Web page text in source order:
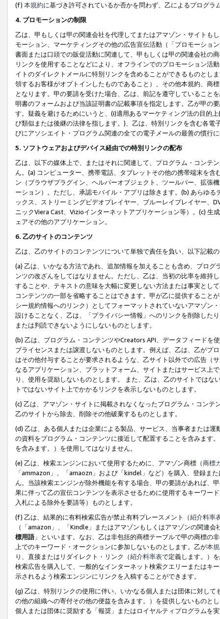
(f) 本規約に基づき許可されているか否かを問わず、乙によるプログ
4. プロモーションの制限
乙は、甲もしくは甲の関連会社を代理してまたはアマゾン・サイトも
モーション、マーケティングその他の広告宣伝活動（「プロモーショ
書面または口頭での販促活動に関連して、甲もしくは甲の関連会社の
リンクを使用することなどにより、オフラインでのプロモーション活
イトのダイレクトメールに特別リンクを含めることができるものとし
領するお客様がオプトインしたものであること）、その他本規約、商
となります。甲の要請を受けた場合、乙は、前記を遵守していること
明書のフォームおよび当該証明書の記載事項を指定します。乙が甲の
す。疑義を避けるためにいうと、(i)適用あるマーケティング法の目的
び類似または後継の法律を指します。)、乙は、特別リンクを含む各
びにアソシエイト・プログラム関連の全ての電子メールの最善の慣行
5. ソフトウェアおよびデバイス経由での特別リンクの配布
乙は、以下の媒体上で、またはそれに関連して、プログラム・コンテ
ん。(a) コンピューター、携帯電話、タブレットその他の携帯端末を
ン（ブラウザプラグイン、ヘルパーオブジェクト、ツールバー、拡張
ーション）。ただし、承認モバイル・アプリは除きます。(b) あらゆ
ックス、ストリーミングビデオプレイヤー、ブルーレイプレイヤー、
ニックViera Cast、Vizioインターネットアプリケーション等）。(c)
ェアその他のアプリケーション。
6. 乙のサイトのコンテンツ
乙は、乙のサイトのコンテンツについて単独で責任を負い、以下記載
(a) 乙は、いかなる方法であれ、追加情報を加えることも含め、プロ
ンツの改ざんをしてはなりません。ただし、乙は、当初の比率を維持
することや、テキストの意味を大幅に変更しない方法または事実とし
コンテンツの一部を省略することはできます。甲が乙に提供すること
シー規約情報へのリンク）としてフォーマットされていないアマゾン
設けることなく、乙は、「プライバシー情報」へのリンクを削除した
または判読できないようにしないものとします。
(b) 乙は、プログラム・コンテンツやCreators API、データフィード
ブライセンスまたは譲渡しないものとします。例えば、乙は、乙がプ
はその他付与することが要求されるような、乙サイト以外での広告（
なるアプリケーション、プラットフォーム、サイトまたはサービス上
り、使用を奨励しないものとします。 また、乙は、乙のサイトでは
トではないサイト上でかかるリンクを表示しないものとします。
(c) 乙は、アマゾン・サイトに掲載されなくなったプログラム・コン
乙のサイトから除去、削除その他破棄するものとします。
(d) 乙は、ある個人または企業による製品、サービス、当事者または
の資料をプログラム・コンテンツに接近して配置することを含みます
を含みます。）を使用してはなりません。
(e) 乙は、検索エンジンにおいて使用するために、アマゾン商標（商標
「ammazon」、「amaozn」および「kindel」など）を購入、登録ま
ん。当該検索エンジンが除外機能を有する場合、甲の要請があれば、
果に伴って乙の宣伝コンテンツを表示させるために使用するキーワー
入札による除外を要請等）ものとします。
(f) 乙は、結果的に有料検索広告が禁止有料プレースメント（紹介料率
（「amazon」、「Kindle」またはアマゾンもしくはアマゾンの関連
標用語」といいます。なお、乙は非包括的商標テーブルで甲の商標の
上でのキーワード・オークションに参加しないものとします。乙が本
り、直接またはリダイレクト・リンク（紹介料率表で定義します。）
検索広告を購入して、一般的なインターネット検索クエリーまたはキ
示されるよう検索エンジンにリンクを入稿することができます。
(g) 乙は、特別リンクの使用に伴い、いかなる個人または団体に対し
の他の組織への寄付その他の便益を含みます。）を提供しないものと
個人または団体に奨励する「報奨」またはロイヤルティプログラムを